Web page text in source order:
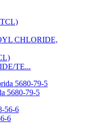
TE...
5680-79-5
6